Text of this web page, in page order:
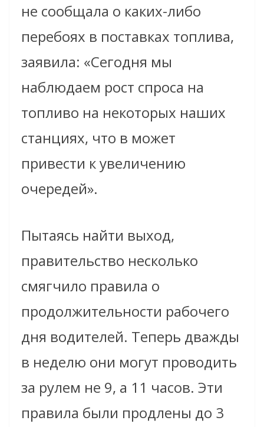
не сообщала о каких-либо
перебоях в поставках топлива,
заявила: «Сегодня мы
наблюдаем рост спроса на
топливо на некоторых наших
станциях, что в может
привести к увеличению
очередей».
Пытаясь найти выход,
правительство несколько
смягчило правила о
продолжительности рабочего
дня водителей. Теперь дважды
в неделю они могут проводить
за рулем не 9, а 11 часов. Эти
правила были продлены до 3